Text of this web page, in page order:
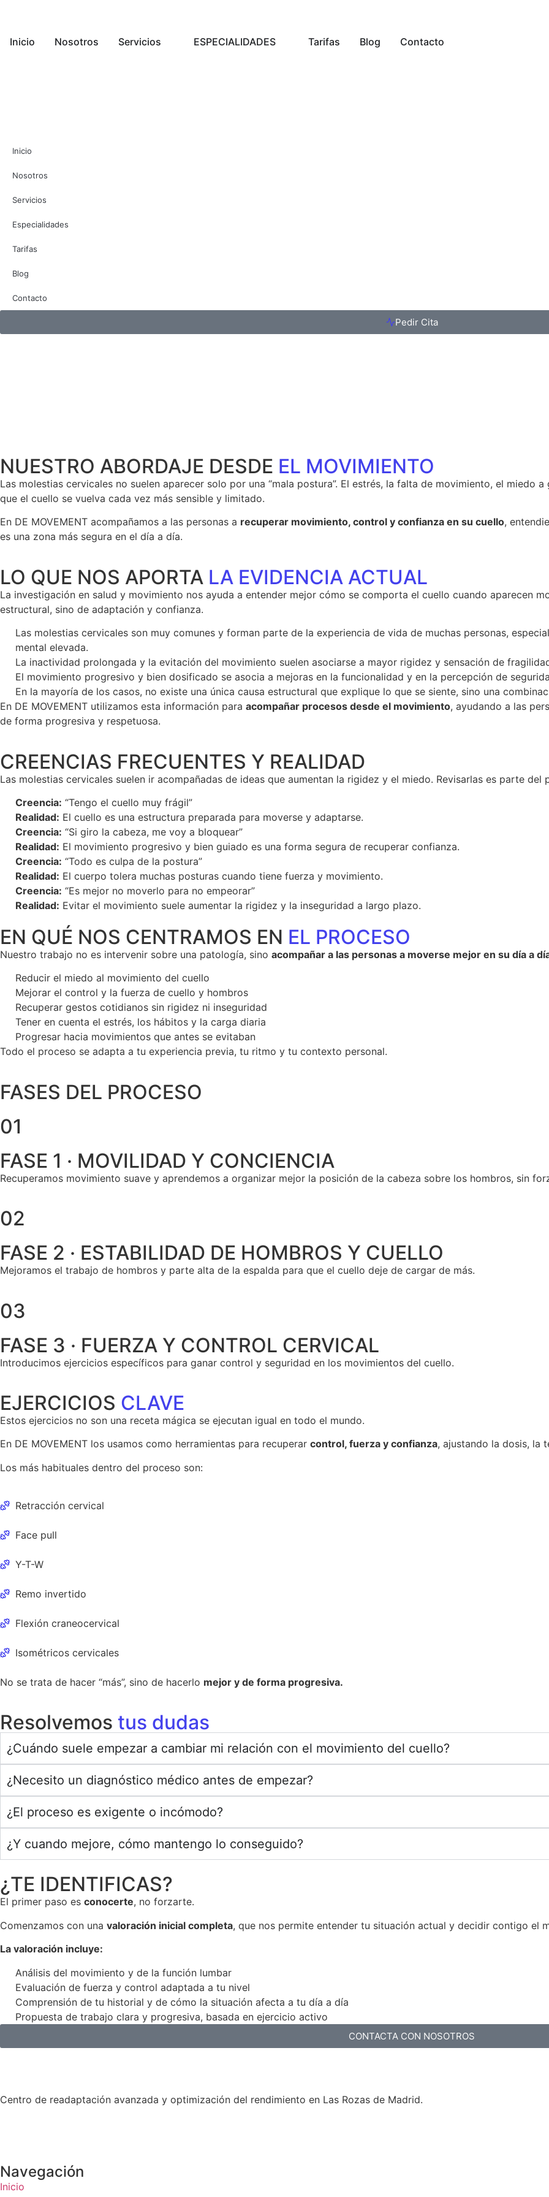
Inicio Nosotros Servicios ESPECIALIDADES Tarifas Blog Contacto
Inicio
Nosotros
Servicios
Especialidades
Tarifas
Blog
Contacto
Pedir Cita
NUESTRO ABORDAJE DESDE EL MOVIMIENTO
Las molestias cervicales no suelen aparecer solo por una “mala postura”. El estrés, la falta de movimiento, el miedo
que el cuello se vuelva cada vez más sensible y limitado.
En DE MOVEMENT acompañamos a las personas a recuperar movimiento, control y confianza en su cuello,
es una zona más segura en el día a día.
LO QUE NOS APORTA LA EVIDENCIA ACTUAL
La investigación en salud y movimiento nos ayuda a entender mejor cómo se comporta el cuello cuando aparecen
estructural, sino de adaptación y confianza.
Las molestias cervicales son muy comunes y forman parte de la experiencia de vida de muchas personas,
mental elevada.
La inactividad prolongada y la evitación del movimiento suelen asociarse a mayor rigidez y sensación de
El movimiento progresivo y bien dosificado se asocia a mejoras en la funcionalidad y en la percepción de
En la mayoría de los casos, no existe una única causa estructural que explique lo que se siente, sino una
En DE MOVEMENT utilizamos esta información para acompañar procesos desde el movimiento, ayudando a las
de forma progresiva y respetuosa.
CREENCIAS FRECUENTES Y REALIDAD
Las molestias cervicales suelen ir acompañadas de ideas que aumentan la rigidez y el miedo. Revisarlas es parte del
Creencia: “Tengo el cuello muy frágil”
Realidad: El cuello es una estructura preparada para moverse y adaptarse.
Creencia: “Si giro la cabeza, me voy a bloquear”
Realidad: El movimiento progresivo y bien guiado es una forma segura de recuperar confianza.
Creencia: “Todo es culpa de la postura”
Realidad: El cuerpo tolera muchas posturas cuando tiene fuerza y movimiento.
Creencia: “Es mejor no moverlo para no empeorar”
Realidad: Evitar el movimiento suele aumentar la rigidez y la inseguridad a largo plazo.
EN QUÉ NOS CENTRAMOS EN EL PROCESO
Nuestro trabajo no es intervenir sobre una patología, sino acompañar a las personas a moverse mejor en su día a
Reducir el miedo al movimiento del cuello
Mejorar el control y la fuerza de cuello y hombros
Recuperar gestos cotidianos sin rigidez ni inseguridad
Tener en cuenta el estrés, los hábitos y la carga diaria
Progresar hacia movimientos que antes se evitaban
Todo el proceso se adapta a tu experiencia previa, tu ritmo y tu contexto personal.
FASES DEL PROCESO
01
FASE 1 · MOVILIDAD Y CONCIENCIA
Recuperamos movimiento suave y aprendemos a organizar mejor la posición de la cabeza sobre los hombros, sin
02
FASE 2 · ESTABILIDAD DE HOMBROS Y CUELLO
Mejoramos el trabajo de hombros y parte alta de la espalda para que el cuello deje de cargar de más.
03
FASE 3 · FUERZA Y CONTROL CERVICAL
Introducimos ejercicios específicos para ganar control y seguridad en los movimientos del cuello.
EJERCICIOS CLAVE
Estos ejercicios no son una receta mágica se ejecutan igual en todo el mundo.
En DE MOVEMENT los usamos como herramientas para recuperar control, fuerza y confianza, ajustando la dosis, la
Los más habituales dentro del proceso son:
Retracción cervical
Face pull
Y-T-W
Remo invertido
Flexión craneocervical
Isométricos cervicales
No se trata de hacer “más”, sino de hacerlo mejor y de forma progresiva.
Resolvemos tus dudas
¿Cuándo suele empezar a cambiar mi relación con el movimiento del cuello?
¿Necesito un diagnóstico médico antes de empezar?
¿El proceso es exigente o incómodo?
¿Y cuando mejore, cómo mantengo lo conseguido?
¿TE IDENTIFICAS?
El primer paso es conocerte, no forzarte.
Comenzamos con una valoración inicial completa, que nos permite entender tu situación actual y decidir contigo el
La valoración incluye:
Análisis del movimiento y de la función lumbar
Evaluación de fuerza y control adaptada a tu nivel
Comprensión de tu historial y de cómo la situación afecta a tu día a día
Propuesta de trabajo clara y progresiva, basada en ejercicio activo
CONTACTA CON NOSOTROS
Centro de readaptación avanzada y optimización del rendimiento en Las Rozas de Madrid.
Navegación
Inicio